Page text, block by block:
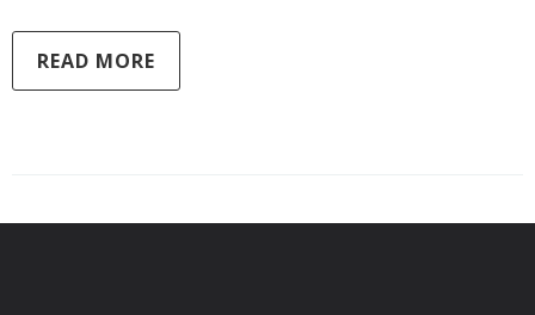
READ MORE